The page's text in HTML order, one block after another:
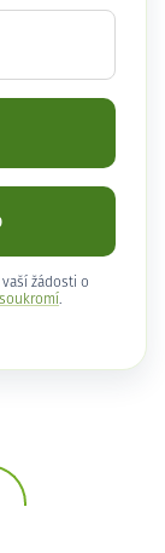
žádosti o
.